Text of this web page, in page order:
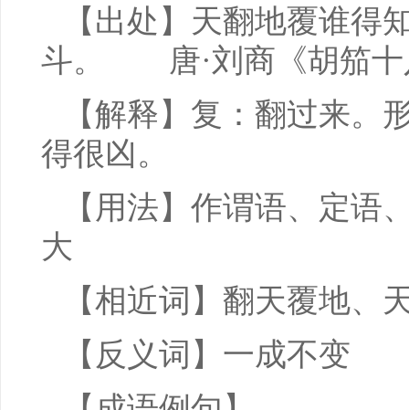
【出处】天翻地覆谁得
斗。 唐·刘商《胡笳十
【解释】复：翻过来。
得很凶。
【用法】作谓语、定语
大
【相近词】翻天覆地、
【反义词】一成不变